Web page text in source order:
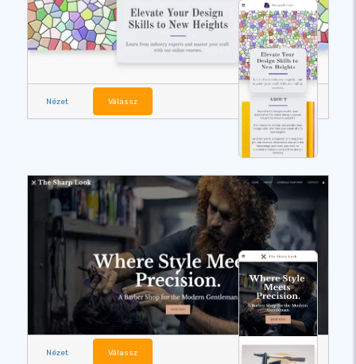
Nézet Válassz
Nézet Válassz